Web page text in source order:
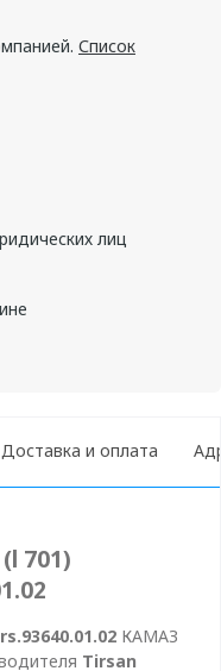
Список
лиц
Доставка и оплата
701)
КАМАЗ
Tirsan